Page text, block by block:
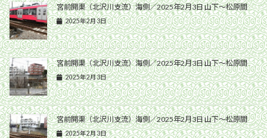
宮前開渠（北沢川支流）海側／2025年2月3日 山下〜松原間
2025年2月3日
宮前開渠（北沢川支流）海側／2025年2月3日 山下〜松原間
2025年2月3日
宮前開渠（北沢川支流）海側／2025年2月3日 山下〜松原間
2025年2月3日